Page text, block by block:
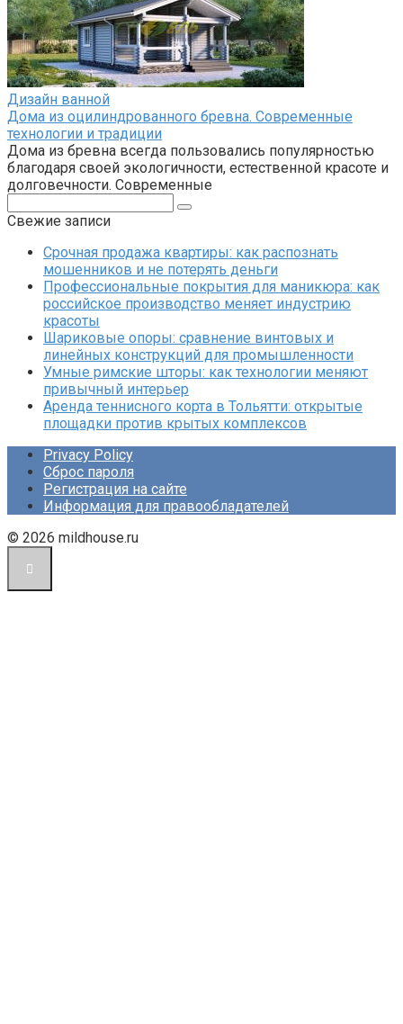
Дизайн ванной
Дома из оцилиндрованного бревна. Современные
технологии и традиции
Дома из бревна всегда пользовались популярностью
благодаря своей экологичности, естественной красоте и
долговечности. Современные
Свежие записи
Срочная продажа квартиры: как распознать
мошенников и не потерять деньги
Профессиональные покрытия для маникюра: как
российское производство меняет индустрию
красоты
Шариковые опоры: сравнение винтовых и
линейных конструкций для промышленности
Умные римские шторы: как технологии меняют
привычный интерьер
Аренда теннисного корта в Тольятти: открытые
площадки против крытых комплексов
Privacy Policy
Сброс пароля
Регистрация на сайте
Информация для правообладателей
© 2026 mildhouse.ru